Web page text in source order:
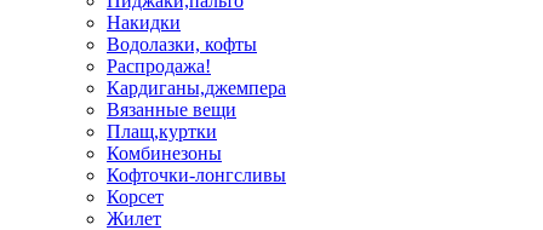
Накидки
Водолазки, кофты
Распродажа!
Кардиганы,джемпера
Вязанные вещи
Плащ,куртки
Комбинезоны
Кофточки-лонгсливы
Корсет
Жилет